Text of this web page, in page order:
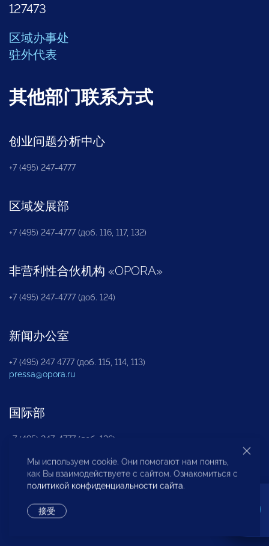
127473
区域办事处
驻外代表
其他部门联系方式
创业问题分析中心
+7 (495) 247-4777
区域发展部
+7 (495) 247-4777 (доб. 116, 117, 132)
非营利性合伙机构 «OPORA»
+7 (495) 247-4777 (доб. 124)
新闻办公室
+7 (495) 247 4777 (доб. 115, 114, 113)
pressa@opora.ru
国际部
+7 (495) 247-4777 (доб. 126)
商投权益保护部
+7 (495) 247-4777 (доб. 112)
Мы используем cookie. Они помогают нам понять,
как Вы взаимодействуете с сайтом. Ознакомиться с
политикой конфиденциальности сайта.
接受